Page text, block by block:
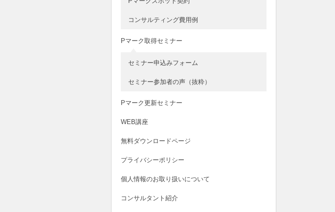
コンサルティング費用例
Pマーク取得セミナー
セミナー申込みフォーム
セミナー参加者の声（抜粋）
Pマーク更新セミナー
WEB講座
無料ダウンロードページ
プライバシーポリシー
個人情報のお取り扱いについて
コンサルタント紹介